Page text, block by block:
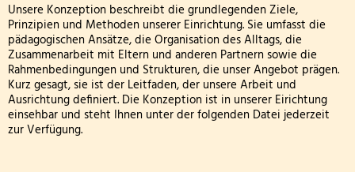
Konzeption
Unsere Konzeption beschreibt die grundlegenden Ziele,
Prinzipien und Methoden unserer Einrichtung. Sie umfasst die
pädagogischen Ansätze, die Organisation des Alltags, die
Zusammenarbeit mit Eltern und anderen Partnern sowie die
Rahmenbedingungen und Strukturen, die unser Angebot prägen.
Kurz gesagt, sie ist der Leitfaden, der unsere Arbeit und
Ausrichtung definiert. Die Konzeption ist in unserer Eirichtung
einsehbar und steht Ihnen unter der folgenden Datei jederzeit
zur Verfügung.